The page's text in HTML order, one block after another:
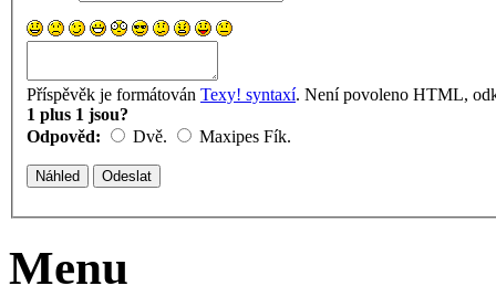
Příspěvěk je formátován Texy! syntaxí. Není povoleno HTML,
1 plus 1 jsou?
Odpověd:
Dvě. Maxipes Fík.
Menu